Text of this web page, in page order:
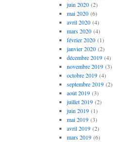
juin 2020(2)
mai 2020(6)
avril 2020(4)
mars 2020(4)
février 2020(1)
janvier 2020(2)
décembre 2019(4)
novembre 2019(3)
octobre 2019(4)
septembre 2019(2)
août 2019(3)
juillet 2019(2)
juin 2019(1)
mai 2019(3)
avril 2019(2)
mars 2019(6)